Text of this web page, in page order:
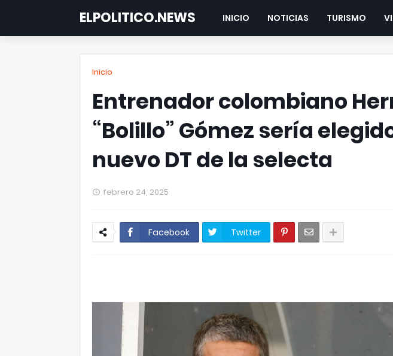
ELPOLITICO.NEWS INICIO NOTICIAS TURISMO
Inicio
Entrenador colombiano
“Bolillo” Gómez sería
nuevo DT de la selecta
febrero 24, 2025
Facebook Twitter